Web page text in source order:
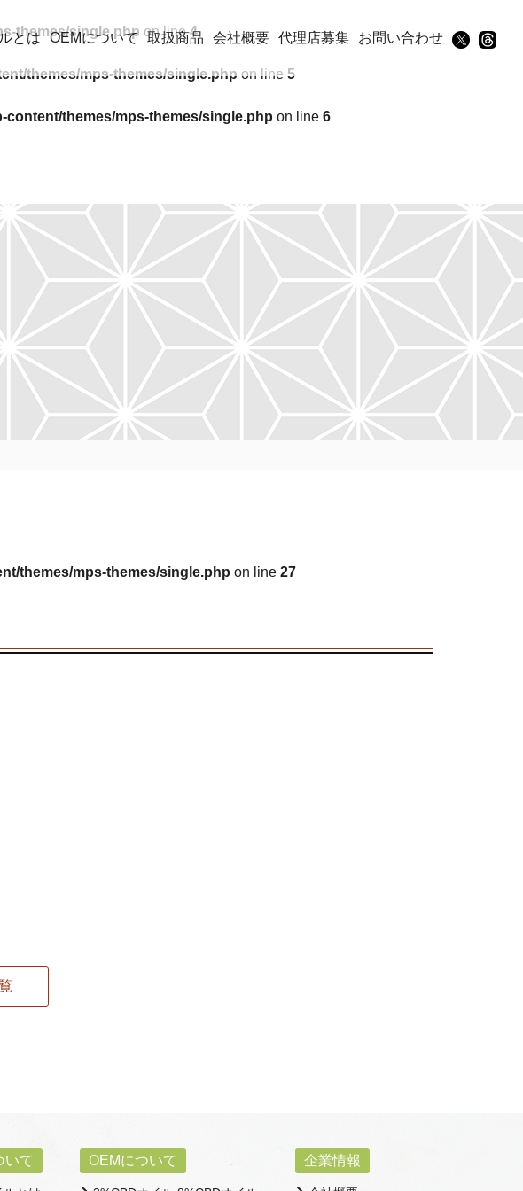
とは OEMについて 取扱商品 会社概要 代理店募集 お問い合わせ
themes/single.php on line4
themes/mps-themes/single.php on line 5
themes/mps-themes/single.php on line 6
themes/mps-themes/single.php on line 27
いて OEMについて 企業情報